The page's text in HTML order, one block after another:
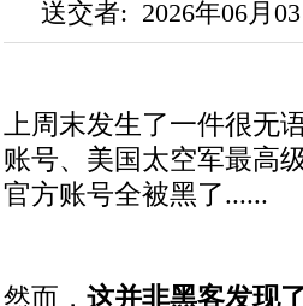
送交者: 2026年06月
上周末发生了一件很无
账号、美国太空军最高
官方账号全被黑了......
然而， 这并非黑客发现